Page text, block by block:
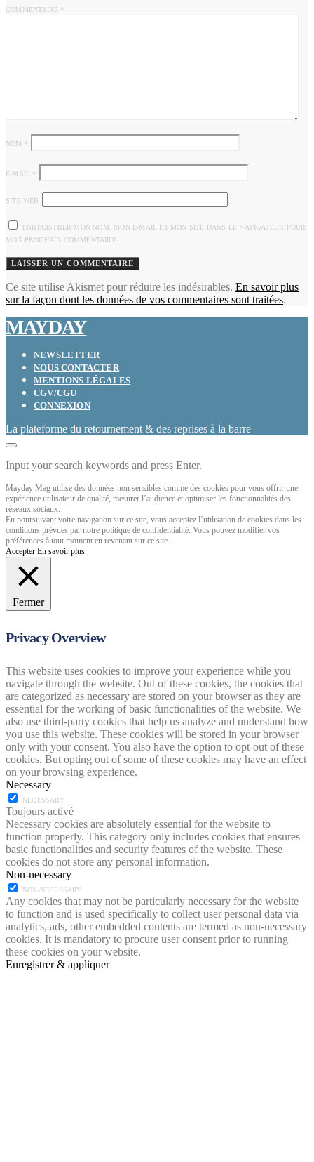
COMMENTAIRE *
NOM *
E-MAIL *
SITE WEB
ENREGISTRER MON NOM, MON E-MAIL ET MON SITE DANS LE NAVIGATEUR POUR
MON PROCHAIN COMMENTAIRE.
Ce site utilise Akismet pour réduire les indésirables. En savoir plus
sur la façon dont les données de vos commentaires sont traitées.
MAYDAY
NEWSLETTER
NOUS CONTACTER
MENTIONS LÉGALES
CGV/CGU
CONNEXION
La plateforme du retournement & des reprises à la barre
Input your search keywords and press Enter.
Mayday Mag utilise des données non sensibles comme des cookies pour vous offrir une
expérience utilisateur de qualité, mesurer l’audience et optimiser les fonctionnalités des
réseaux sociaux.
En poursuivant votre navigation sur ce site, vous acceptez l’utilisation de cookies dans les
conditions prévues par notre politique de confidentialité. Vous pouvez modifier vos
préférences à tout moment en revenant sur ce site.
Accepter En savoir plus
Fermer
Privacy Overview
This website uses cookies to improve your experience while you
navigate through the website. Out of these cookies, the cookies that
are categorized as necessary are stored on your browser as they are
essential for the working of basic functionalities of the website. We
also use third-party cookies that help us analyze and understand how
you use this website. These cookies will be stored in your browser
only with your consent. You also have the option to opt-out of these
cookies. But opting out of some of these cookies may have an effect
on your browsing experience.
Necessary
NECESSARY
Toujours activé
Necessary cookies are absolutely essential for the website to
function properly. This category only includes cookies that ensures
basic functionalities and security features of the website. These
cookies do not store any personal information.
Non-necessary
NON-NECESSARY
Any cookies that may not be particularly necessary for the website
to function and is used specifically to collect user personal data via
analytics, ads, other embedded contents are termed as non-necessary
cookies. It is mandatory to procure user consent prior to running
these cookies on your website.
Enregistrer & appliquer